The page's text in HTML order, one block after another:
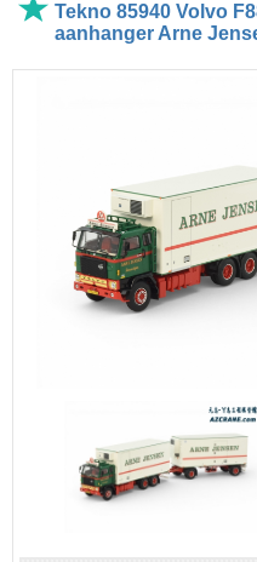
Tekno 85940 Volvo
aanhanger Arne